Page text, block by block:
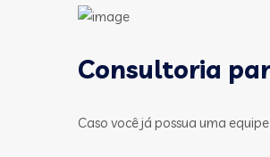
Consultoria
Caso você já possua uma